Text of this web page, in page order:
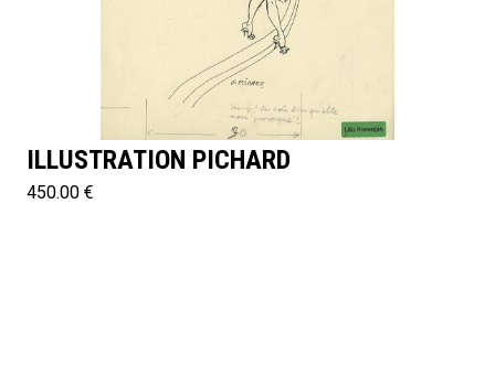
ILLUSTRATION PICHARD
450.00 €